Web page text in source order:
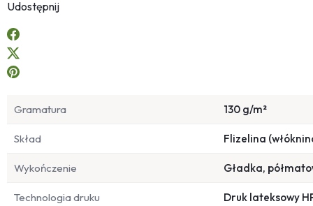
Udostępnij
Gramatura 130 g/m²
Skład Flizelina
Wykończenie Gładka,
Technologia druku Druk lateksowy